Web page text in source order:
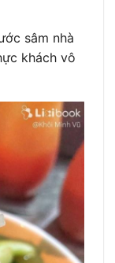
sâm nhà
khách vô